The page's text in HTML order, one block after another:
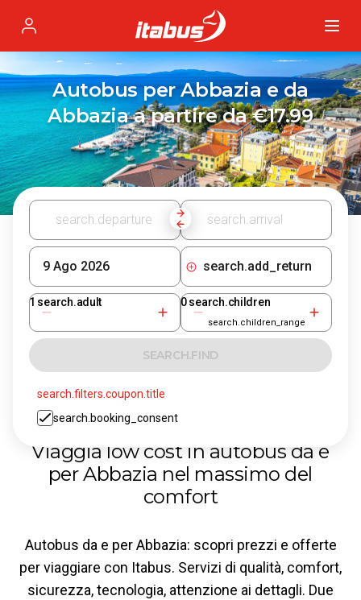
Profile
Autobus per Abbazia e da
Abbazia a partire da €17.99
search.add_return
1 search.adult 0 search.children
search.children_range
SEARCH.FIND
search.booking_consent
search.filters.coupon.title
Viaggia low cost in autobus da e
per Abbazia nel massimo del
comfort
Autobus da e per Abbazia: scopri prezzi e offerte
per viaggiare con Itabus. Servizi di qualità, comfort,
sicurezza, tecnologia, attenzione ai dettagli. Due